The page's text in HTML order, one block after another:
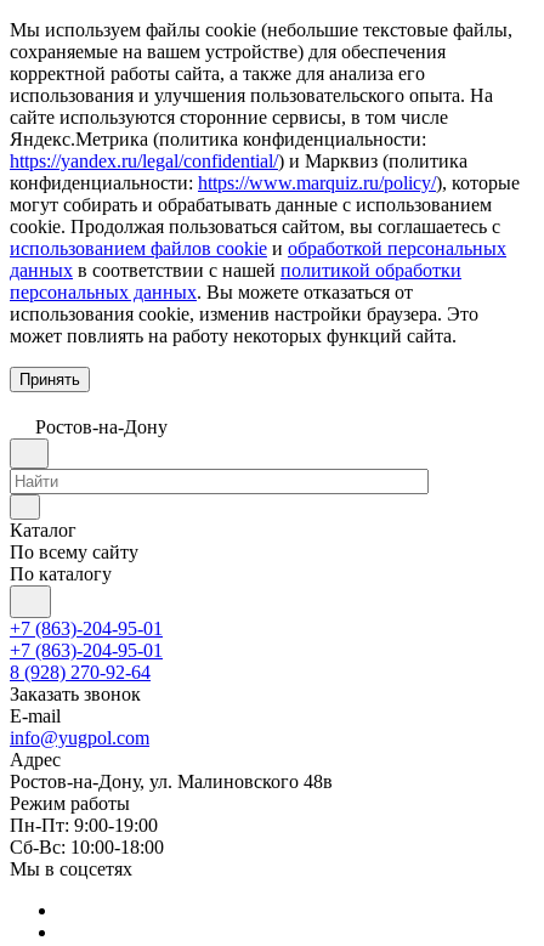
Мы используем файлы cookie (небольшие текстовые файлы,
сохраняемые на вашем устройстве) для обеспечения
корректной работы сайта, а также для анализа его
использования и улучшения пользовательского опыта. На
сайте используются сторонние сервисы, в том числе
Яндекс.Метрика (политика конфиденциальности:
https://yandex.ru/legal/confidential/) и Марквиз (политика
конфиденциальности: https://www.marquiz.ru/policy/), которые
могут собирать и обрабатывать данные с использованием
cookie. Продолжая пользоваться сайтом, вы соглашаетесь с
использованием файлов cookie и обработкой персональных
данных в соответствии с нашей политикой обработки
персональных данных. Вы можете отказаться от
использования cookie, изменив настройки браузера. Это
может повлиять на работу некоторых функций сайта.
Принять
Ростов-на-Дону
Каталог
По всему сайту
По каталогу
+7 (863)-204-95-01
+7 (863)-204-95-01
8 (928) 270-92-64
Заказать звонок
E-mail
info@yugpol.com
Адрес
Ростов-на-Дону, ул. Малиновского 48в
Режим работы
Пн-Пт: 9:00-19:00
Cб-Вс: 10:00-18:00
Мы в соцсетях